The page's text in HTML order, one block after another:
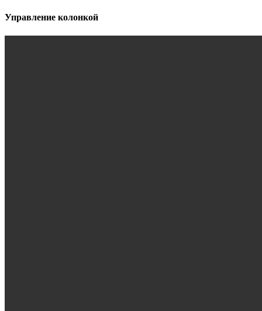
Управление колонкой